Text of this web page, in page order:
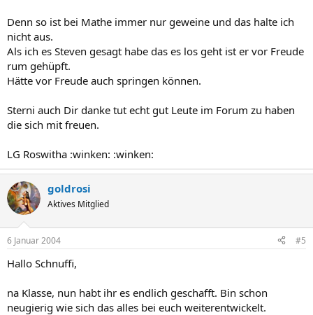
Denn so ist bei Mathe immer nur geweine und das halte ich
nicht aus.
Als ich es Steven gesagt habe das es los geht ist er vor Freude
rum gehüpft.
Hätte vor Freude auch springen können.
Sterni auch Dir danke tut echt gut Leute im Forum zu haben
die sich mit freuen.
LG Roswitha :winken: :winken:
goldrosi
Aktives Mitglied
6 Januar 2004 #5
Hallo Schnuffi,
na Klasse, nun habt ihr es endlich geschafft. Bin schon
neugierig wie sich das alles bei euch weiterentwickelt.